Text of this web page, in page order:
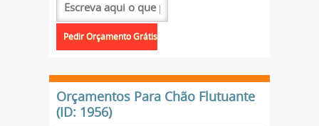
Orçamentos Para Chão Flutuante
(ID: 1956)